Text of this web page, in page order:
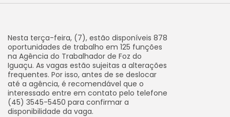
Nesta terça-feira, (7), estão disponíveis 878
oportunidades de trabalho em 125 funções
na Agência do Trabalhador de Foz do
Iguaçu. As vagas estão sujeitas a alterações
frequentes. Por isso, antes de se deslocar
até a agência, é recomendável que o
interessado entre em contato pelo telefone
(45) 3545-5450 para confirmar a
disponibilidade da vaga.